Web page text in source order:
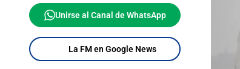
Unirse al Canal de WhatsApp
La FM en Google News